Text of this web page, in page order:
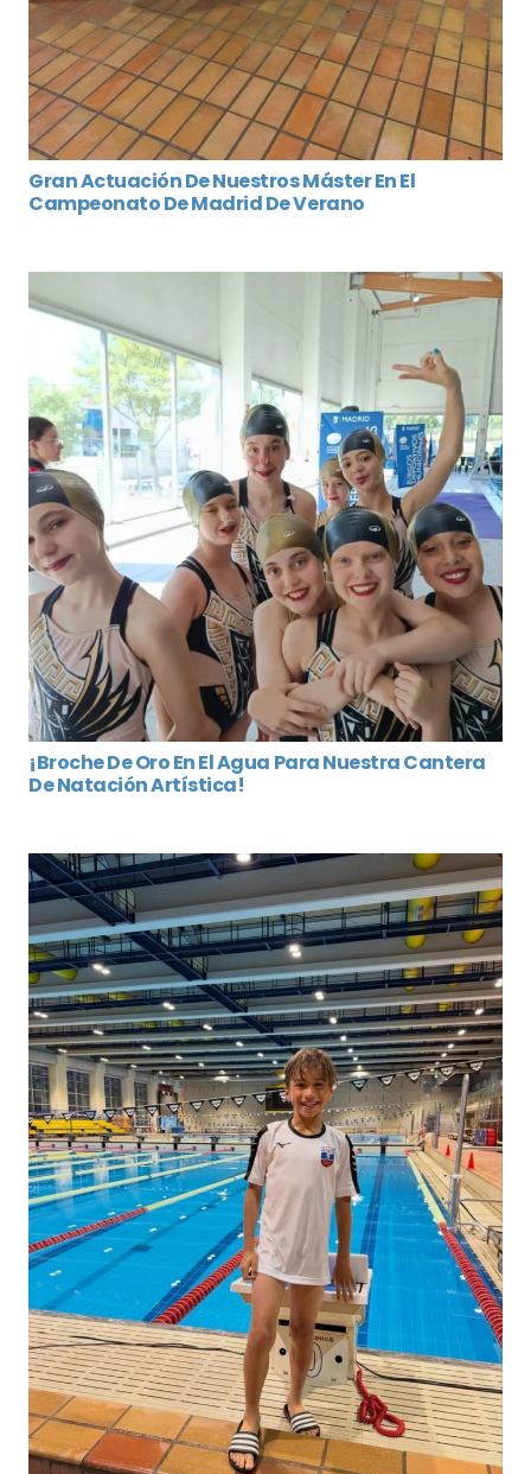
Gran Actuación De Nuestros Máster En El
Campeonato De Madrid De Verano
¡Broche De Oro En El Agua Para Nuestra Cantera
De Natación Artística!